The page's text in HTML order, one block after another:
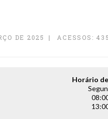
DE 2025 ACESSOS:
Horário